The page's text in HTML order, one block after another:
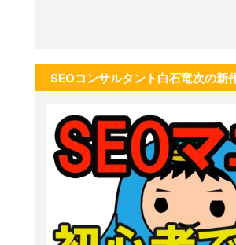
SEOコンサルタント白石竜次の新